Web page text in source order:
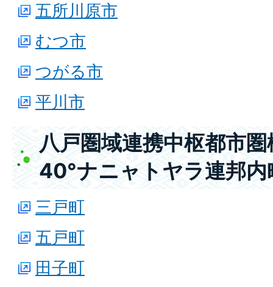
五所川原市
むつ市
つがる市
平川市
八戸圏域連携中枢都市
40°ナニャトヤラ連邦
三戸町
五戸町
田子町